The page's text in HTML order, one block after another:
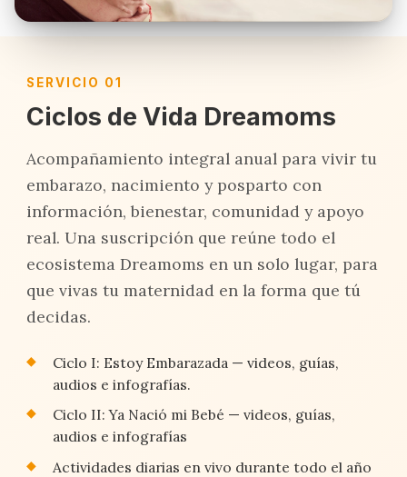
SERVICIO 01
Ciclos de Vida Dreamoms
Acompañamiento integral anual para vivir tu
embarazo, nacimiento y posparto con
información, bienestar, comunidad y apoyo
real. Una suscripción que reúne todo el
ecosistema Dreamoms en un solo lugar, para
que vivas tu maternidad en la forma que tú
decidas.
Ciclo I: Estoy Embarazada — videos, guías,
audios e infografías.
Ciclo II: Ya Nació mi Bebé — videos, guías,
audios e infografías
Actividades diarias en vivo durante todo el año